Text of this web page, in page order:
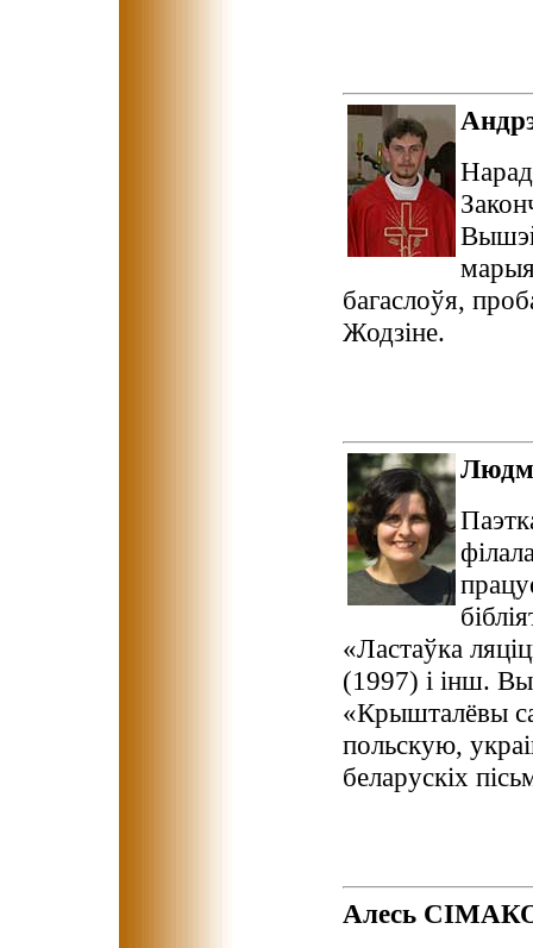
багаслоўя,
Жодзіне.
«Ластаўка
(1997) і інш.
«Крышталёвы
польскую,
беларускіх
Алесь